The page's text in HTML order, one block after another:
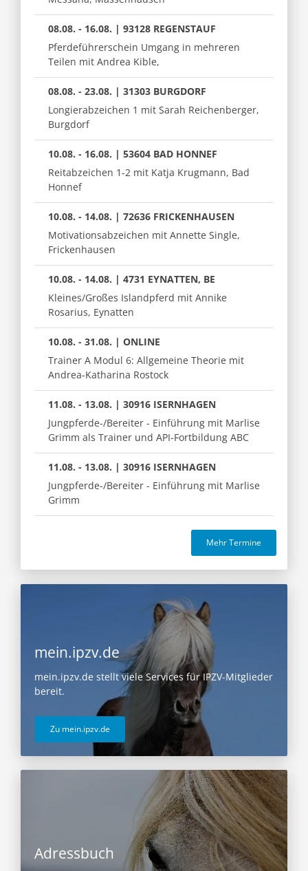
08.08. - 16.08. | 93128 REGENSTAUF
Pferdeführerschein Umgang in mehreren
Teilen mit Andrea Kible,
08.08. - 23.08. | 31303 BURGDORF
Longierabzeichen 1 mit Sarah Reichenberger,
Burgdorf
10.08. - 16.08. | 53604 BAD HONNEF
Reitabzeichen 1-2 mit Katja Krugmann, Bad
Honnef
10.08. - 14.08. | 72636 FRICKENHAUSEN
Motivationsabzeichen mit Annette Single,
Frickenhausen
10.08. - 14.08. | 4731 EYNATTEN, BE
Kleines/Großes Islandpferd mit Annike
Rosarius, Eynatten
10.08. - 31.08. | ONLINE
Trainer A Modul 6: Allgemeine Theorie mit
Andrea-Katharina Rostock
11.08. - 13.08. | 30916 ISERNHAGEN
Jungpferde-/Bereiter - Einführung mit Marlise
Grimm als Trainer und API-Fortbildung ABC
11.08. - 13.08. | 30916 ISERNHAGEN
Jungpferde-/Bereiter - Einführung mit Marlise
Grimm
Mehr Termine
mein.ipzv.de
mein.ipzv.de stellt viele Services für IPZV-Mitglieder
bereit.
Zu mein.ipzv.de
Adressbuch